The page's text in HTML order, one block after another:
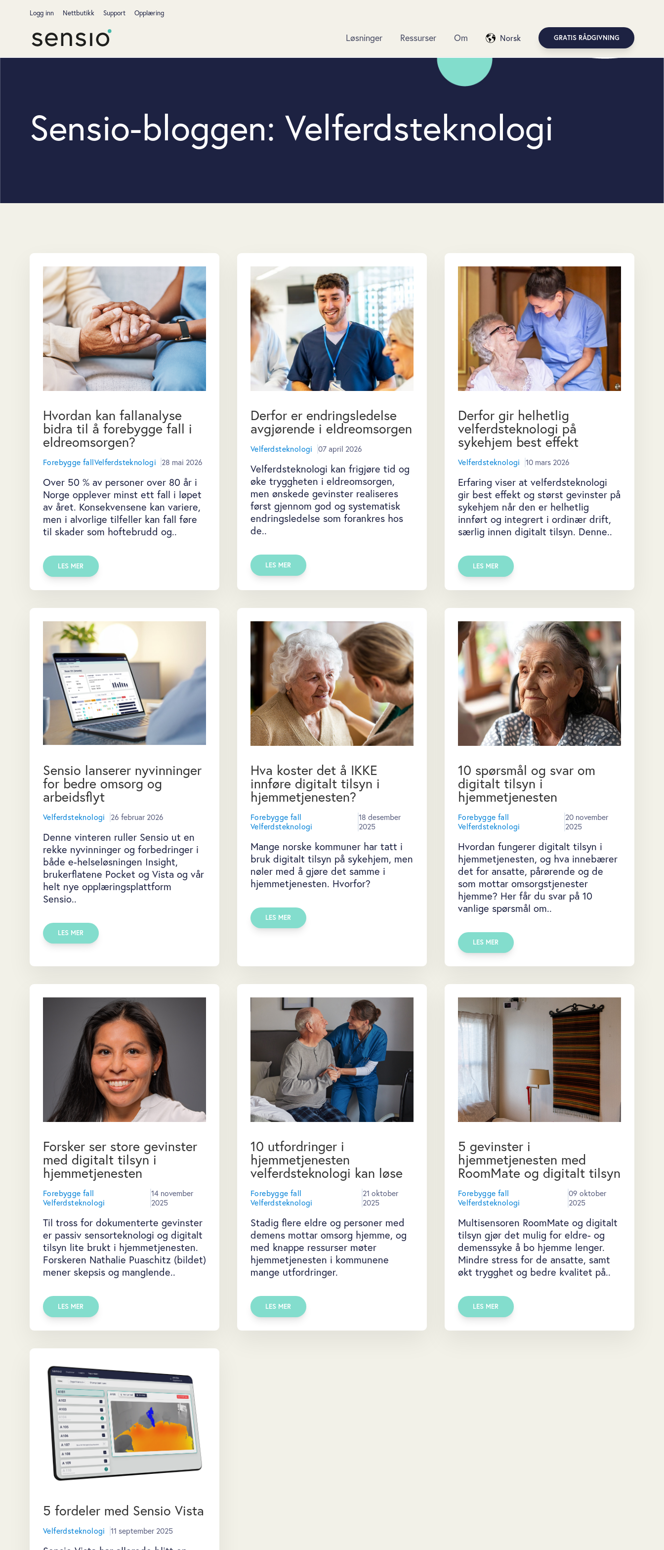
Logg inn Nettbutikk Support Opplæring
Løsninger Ressurser Om Norsk GRATIS RÅDGIVNING
Sensio-bloggen: Velferdsteknologi
Hvordan kan fallanalyse
bidra til å forebygge fall i
eldreomsorgen?
Forebygge fallVelferdsteknologi 28 mai 2026
Over 50 % av personer over 80 år i
Norge opplever minst ett fall i løpet
av året. Konsekvensene kan variere,
men i alvorlige tilfeller kan fall føre
til skader som hoftebrudd og..
LES MER
Derfor er endringsledelse
avgjørende i eldreomsorgen
Velferdsteknologi 07 april 2026
Velferdsteknologi kan frigjøre tid og
øke tryggheten i eldreomsorgen,
men ønskede gevinster realiseres
først gjennom god og systematisk
endringsledelse som forankres hos
de..
LES MER
Derfor gir helhetlig
velferdsteknologi på
sykehjem best effekt
Velferdsteknologi 10 mars 2026
Erfaring viser at velferdsteknologi
gir best effekt og størst gevinster på
sykehjem når den er helhetlig
innført og integrert i ordinær drift,
særlig innen digitalt tilsyn. Denne..
LES MER
Sensio lanserer nyvinninger
for bedre omsorg og
arbeidsflyt
Velferdsteknologi 26 februar 2026
Denne vinteren ruller Sensio ut en
rekke nyvinninger og forbedringer i
både e-helseløsningen Insight,
brukerflatene Pocket og Vista og vår
helt nye opplæringsplattform
Sensio..
LES MER
Hva koster det å IKKE
innføre digitalt tilsyn i
hjemmetjenesten?
Forebygge fall
Velferdsteknologi
18 desember
2025
Mange norske kommuner har tatt i
bruk digitalt tilsyn på sykehjem, men
nøler med å gjøre det samme i
hjemmetjenesten. Hvorfor?
LES MER
10 spørsmål og svar om
digitalt tilsyn i
hjemmetjenesten
Forebygge fall
Velferdsteknologi
20 november
2025
Hvordan fungerer digitalt tilsyn i
hjemmetjenesten, og hva innebærer
det for ansatte, pårørende og de
som mottar omsorgstjenester
hjemme? Her får du svar på 10
vanlige spørsmål om..
LES MER
Forsker ser store gevinster
med digitalt tilsyn i
hjemmetjenesten
Forebygge fall
Velferdsteknologi
14 november
2025
Til tross for dokumenterte gevinster
er passiv sensorteknologi og digitalt
tilsyn lite brukt i hjemmetjenesten.
Forskeren Nathalie Puaschitz (bildet)
mener skepsis og manglende..
LES MER
10 utfordringer i
hjemmetjenesten
velferdsteknologi kan løse
Forebygge fall
Velferdsteknologi
21 oktober
2025
Stadig flere eldre og personer med
demens mottar omsorg hjemme, og
med knappe ressurser møter
hjemmetjenesten i kommunene
mange utfordringer.
LES MER
5 gevinster i
hjemmetjenesten med
RoomMate og digitalt tilsyn
Forebygge fall
Velferdsteknologi
09 oktober
2025
Multisensoren RoomMate og digitalt
tilsyn gjør det mulig for eldre- og
demenssyke å bo hjemme lenger.
Mindre stress for de ansatte, samt
økt trygghet og bedre kvalitet på..
LES MER
5 fordeler med Sensio Vista
Velferdsteknologi 11 september 2025